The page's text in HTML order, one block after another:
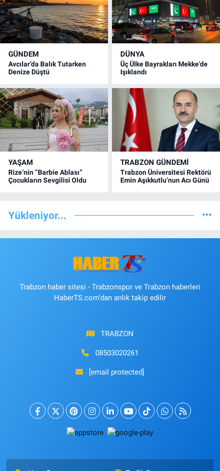
GÜNDEM
Avcılar’da Balık Tutarken
Denize Düştü
DÜNYA
Üç Ülke Bayrakları Mekke'de
Işıklandı
YAŞAM
Rize’nin “Barbie Ablası”
Çocukların Sevgilisi Oldu
TRABZON GÜNDEMİ
Trabzon Üniversitesi Rektörü
Emin Aşıkkutlu’nun Acı Günü
Yükleniyor...
Trabzon haber sitesi - Trabzonspor ve Trabzon haberleri
HaberTS.com'dan anlık takip edilir
TRABZON
08503020261
[email protected]